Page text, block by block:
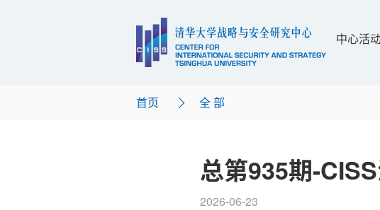
中心活
首页 全 部
总第935期-
2026-06-23